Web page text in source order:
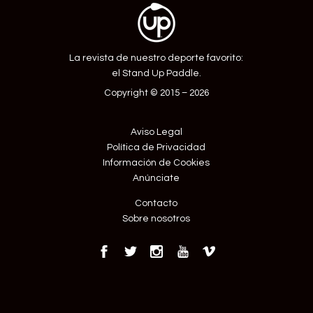
La revista de nuestro deporte favorito:
el Stand Up Paddle.
Copyright © 2015 – 2026
Aviso Legal
Política de Privacidad
Información de Cookies
Anúnciate
Contacto
Sobre nosotros